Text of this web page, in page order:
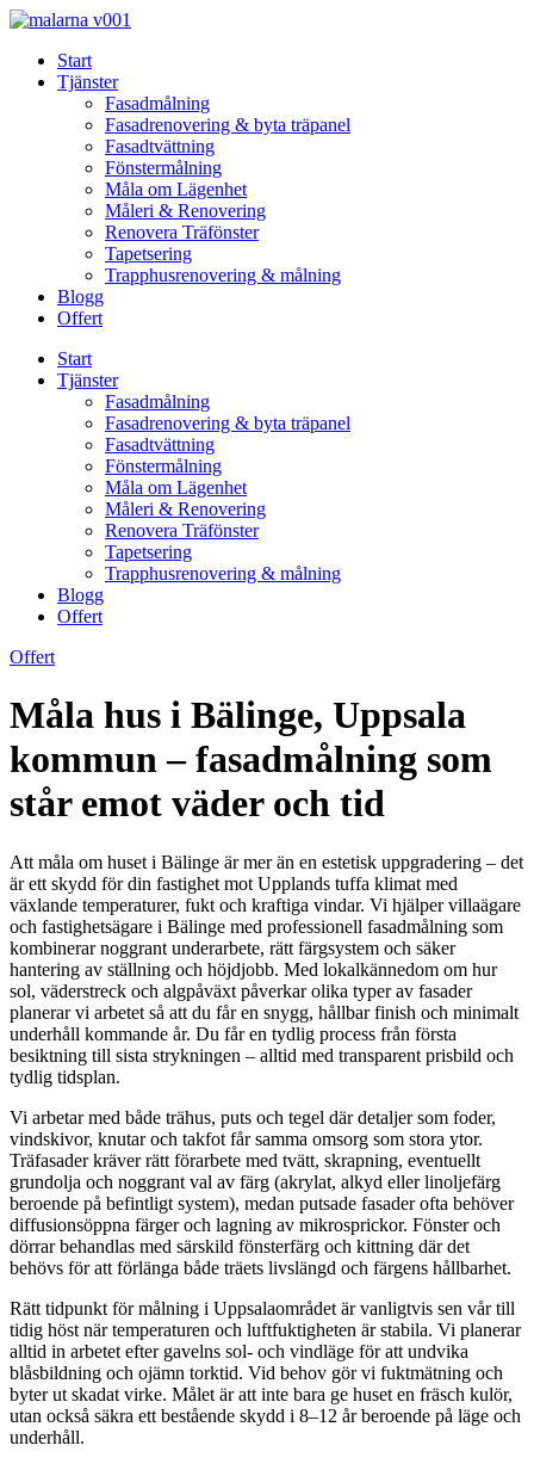
Skip
contentStart
Tjänster
Fasadmålning
Fasadrenovering & byta träpanel
Fasadtvättning
Fönstermålning
Måla om Lägenhet
Måleri & Renovering
Renovera Träfönster
Tapetsering
Trapphusrenovering & målning
Blogg
Offert
Start
Tjänster
Fasadmålning
Fasadrenovering & byta träpanel
Fasadtvättning
Fönstermålning
Måla om Lägenhet
Måleri & Renovering
Renovera Träfönster
Tapetsering
Trapphusrenovering & målning
Blogg
Offert
Offert
Måla hus i Bälinge, Uppsala
kommun – fasadmålning som
står emot väder och tid
Att måla om huset i Bälinge är mer än en estetisk uppgradering – det
är ett skydd för din fastighet mot Upplands tuffa klimat med
växlande temperaturer, fukt och kraftiga vindar. Vi hjälper villaägare
och fastighetsägare i Bälinge med professionell fasadmålning som
kombinerar noggrant underarbete, rätt färgsystem och säker
hantering av ställning och höjdjobb. Med lokalkännedom om hur
sol, väderstreck och algpåväxt påverkar olika typer av fasader
planerar vi arbetet så att du får en snygg, hållbar finish och minimalt
underhåll kommande år. Du får en tydlig process från första
besiktning till sista strykningen – alltid med transparent prisbild och
tydlig tidsplan.
Vi arbetar med både trähus, puts och tegel där detaljer som foder,
vindskivor, knutar och takfot får samma omsorg som stora ytor.
Träfasader kräver rätt förarbete med tvätt, skrapning, eventuellt
grundolja och noggrant val av färg (akrylat, alkyd eller linoljefärg
beroende på befintligt system), medan putsade fasader ofta behöver
diffusionsöppna färger och lagning av mikrosprickor. Fönster och
dörrar behandlas med särskild fönsterfärg och kittning där det
behövs för att förlänga både träets livslängd och färgens hållbarhet.
Rätt tidpunkt för målning i Uppsalaområdet är vanligtvis sen vår till
tidig höst när temperaturen och luftfuktigheten är stabila. Vi planerar
alltid in arbetet efter gavelns sol- och vindläge för att undvika
blåsbildning och ojämn torktid. Vid behov gör vi fuktmätning och
byter ut skadat virke. Målet är att inte bara ge huset en fräsch kulör,
utan också säkra ett bestående skydd i 8–12 år beroende på läge och
underhåll.